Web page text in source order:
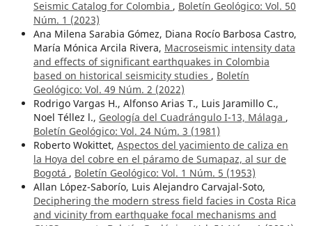
Seismic Catalog for Colombia , Boletín Geológico: Vol. 50
Núm. 1 (2023)
Ana Milena Sarabia Gómez, Diana Rocío Barbosa Castro,
María Mónica Arcila Rivera, Macroseismic intensity data
and effects of significant earthquakes in Colombia
based on historical seismicity studies , Boletín
Geológico: Vol. 49 Núm. 2 (2022)
Rodrigo Vargas H., Alfonso Arias T., Luis Jaramillo C.,
Noel Téllez l., Geología del Cuadrángulo I-13, Málaga ,
Boletín Geológico: Vol. 24 Núm. 3 (1981)
Roberto Wokittet, Aspectos del yacimiento de caliza en
la Hoya del cobre en el páramo de Sumapaz, al sur de
Bogotá , Boletín Geológico: Vol. 1 Núm. 5 (1953)
Allan López-Saborío, Luis Alejandro Carvajal-Soto,
Deciphering the modern stress field facies in Costa Rica
and vicinity from earthquake focal mechanisms and